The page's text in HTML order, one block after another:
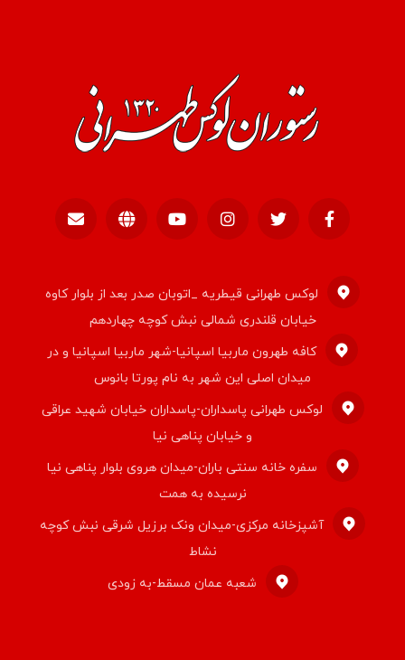
لوکس طهرانی قیطریه _اتوبان صدر بعد از بلوار کاوه
خیابان قلندری شمالی نبش کوچه چهاردهم
کافه طهرون ماربیا اسپانیا-شهر ماربیا اسپانیا و در
میدان اصلی این شهر به نام پورتا بانوس
لوکس طهرانی پاسداران-پاسداران خیابان شهید عراقی
و خیابان پناهی نیا
سفره خانه سنتی باران-میدان هروی بلوار پناهی نیا
نرسیده به همت
آشپزخانه مرکزی-میدان ونک برزیل شرقی نبش کوچه
نشاط
شعبه عمان مسقط-به زودی